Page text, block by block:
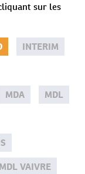
sur les
INTERIM
MDA
MDL
MDL VAIVRE